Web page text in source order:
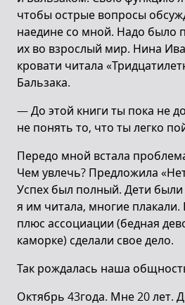
чтобы острые вопросы
наедине со мной. Надо было
их во взрослый мир. Нина
кровати читала
Бальзака.
— До этой книги ты пока не
не понять то, что ты легко
Передо мной встала
Чем увлечь? Предложила
Успех был полный. Дети были
я им читала, многие плакали.
плюс ассоциации (бедная
каморке) сделали свое дело.
Так рождалась наша
Октябрь 43года. Мне 20 лет.